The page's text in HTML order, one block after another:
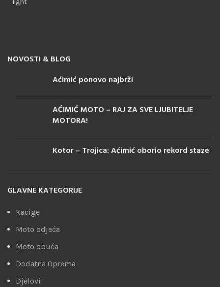
NOVOSTI & BLOG
Aćimić ponovo najbrži
AĆIMIĆ MOTO – RAJ ZA SVE LJUBITELJE
MOTORA!
Kotor – Trojica: Aćimić oborio rekord staze
GLAVNE KATEGORIJE
Kacige
Moto odjeća
Moto obuća
Dodatna Oprema
Djelovi